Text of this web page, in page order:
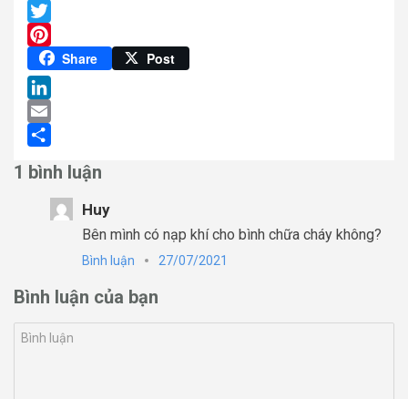
Facebook
Twitter
Pinterest
Share Post
LinkedIn
Email
1 bình luận
Huy
Bên mình có nạp khí cho bình chữa cháy không?
Bình luận 27/07/2021
Bình luận của bạn